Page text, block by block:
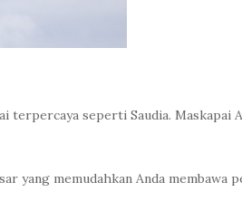
seperti Saudia. Maskapai
yang memudahkan Anda membawa